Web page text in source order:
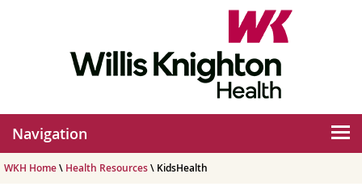
Navigation
WKH Home\ Health Resources\ KidsHealth